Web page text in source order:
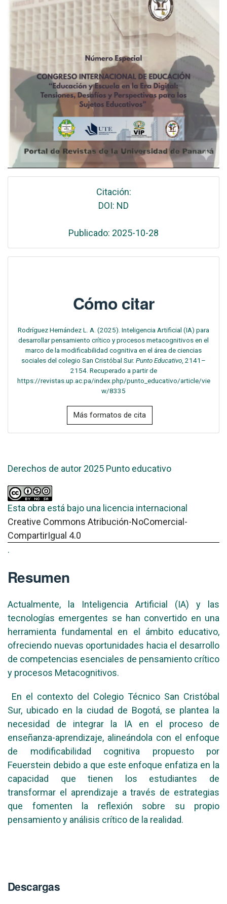
Citación:
DOI: ND
Publicado: 2025-10-28
Cómo citar
Rodríguez Hernández L. A. (2025). Inteligencia Artificial (IA) para
desarrollar pensamiento crítico y procesos metacognitivos en el
marco de la modificabilidad cognitiva en el área de ciencias
sociales del colegio San Cristóbal Sur. Punto Educativo , 2141–
2154. Recuperado a partir de
https://revistas.up.ac.pa/index.php/punto_educativo/article/vie
w/8335
Más formatos de cita
Derechos de autor 2025 Punto educativo
Esta obra está bajo una licencia internacional
Creative Commons Atribución-NoComercial-
CompartirIgual 4.0
.
Resumen
Actualmente, la Inteligencia Artificial (IA) y las
tecnologías emergentes se han convertido en una
herramienta fundamental en el ámbito educativo,
ofreciendo nuevas oportunidades hacia el desarrollo
de competencias esenciales de pensamiento crítico
y procesos Metacognitivos.
En el contexto del Colegio Técnico San Cristóbal
Sur, ubicado en la ciudad de Bogotá, se plantea la
necesidad de integrar la IA en el proceso de
enseñanza-aprendizaje, alineándola con el enfoque
de modificabilidad cognitiva propuesto por
Feuerstein debido a que este enfoque enfatiza en la
capacidad que tienen los estudiantes de
transformar el aprendizaje a través de estrategias
que fomenten la reflexión sobre su propio
pensamiento y análisis crítico de la realidad.
Descargas